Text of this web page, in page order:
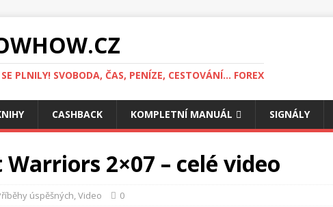
PLNILY! SVOBODA, ČAS, PENÍZE, CESTOVÁNÍ... FOREX
CASHBACK KOMPLETNÍ MANUÁL SIGNÁLY
2×07 – celé video
úspěšných,Video 0